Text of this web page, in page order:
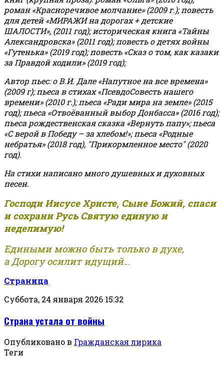
роман «Красноречивое молчание» (2009 г.); повесть
для детей «МИРАЖИ на дорогах + детские
ШАЛОСТИ», (2011 год); историческая книга «Тайны
Александровска» (2011 год); повесть о детях войны
«Гутенька» (2019 год); повесть «Сказ о том, как казаки
за Правдой ходили» (2019 год);
Автор пьес: о В.И. Дале «Напутное на все времена»
(2009 г); пьеса в стихах «ПсевдоСовесть нашего
времени» (2010 г.); пьеса «Ради мира на земле» (2015
год); пьеса «Отвоёванный выбор Донбасса» (2016 год);
пьеса рождественская сказка «Вернуть папу»; пьеса
«С верой в Победу – за хлебом!»;пьеса «Родные
небратья» (2018 год), "Прикормленное место" (2020
год).
На стихи написано много душевных и духовных
песен.
Господи Иисусе Христе, Сыне Божий, спаси
и сохрани Русь Святую единую и
неделимую!
Едиными можно быть только в духе,
а Дорогу осилит идущий...
Страница
Суббота, 24 января 2026 15:32
Страна устала от войны
Опубликовано в Гражданская лирика
Теги